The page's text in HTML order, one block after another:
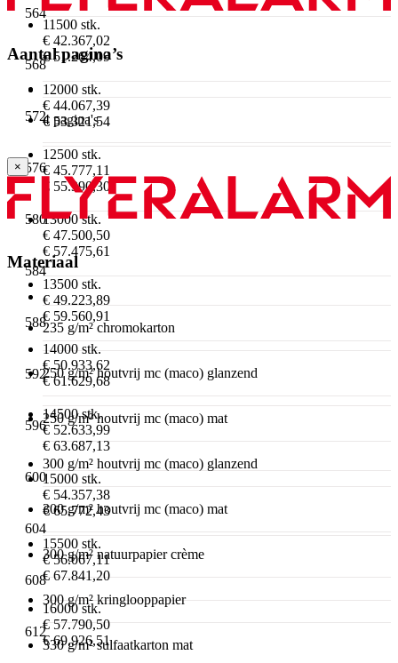
564
568
572
576
580
584
588
592
596
600
604
608
612
11500 stk.
€ 42.367,02
€ 51.264,09
12000 stk.
€ 44.067,39
€ 53.321,54
12500 stk.
€ 45.777,11
€ 55.390,30
13000 stk.
€ 47.500,50
€ 57.475,61
13500 stk.
€ 49.223,89
€ 59.560,91
14000 stk.
€ 50.933,62
€ 61.629,68
14500 stk.
€ 52.633,99
€ 63.687,13
15000 stk.
€ 54.357,38
€ 65.772,43
15500 stk.
€ 56.067,11
€ 67.841,20
16000 stk.
€ 57.790,50
€ 69.926,51
Aantal pagina’s
4 pagina's
×
Materiaal
235 g/m² chromokarton
250 g/m² houtvrij mc (maco) glanzend
250 g/m² houtvrij mc (maco) mat
300 g/m² houtvrij mc (maco) glanzend
300 g/m² houtvrij mc (maco) mat
300 g/m² natuurpapier crème
300 g/m² kringlooppapier
330 g/m² sulfaatkarton mat